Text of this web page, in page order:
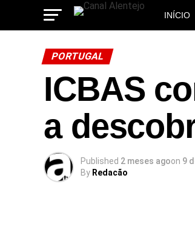
INÍCIO
PORTUGAL
ICBAS
a
Published 2 meses agoon 9
By Redacão